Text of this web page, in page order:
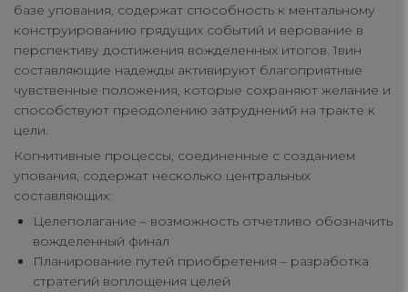
базе упования, содержат способность к ментальному
конструированию грядущих событий и верование в
перспективу достижения вожделенных итогов. 1вин
составляющие надежды активируют благоприятные
чувственные положения, которые сохраняют желание и
способствуют преодолению затруднений на тракте к
цели.
Когнитивные процессы, соединенные с созданием
упования, содержат несколько центральных
составляющих:
Целеполагание – возможность отчетливо обозначить
вожделенный финал
Планирование путей приобретения – разработка
стратегий воплощения целей